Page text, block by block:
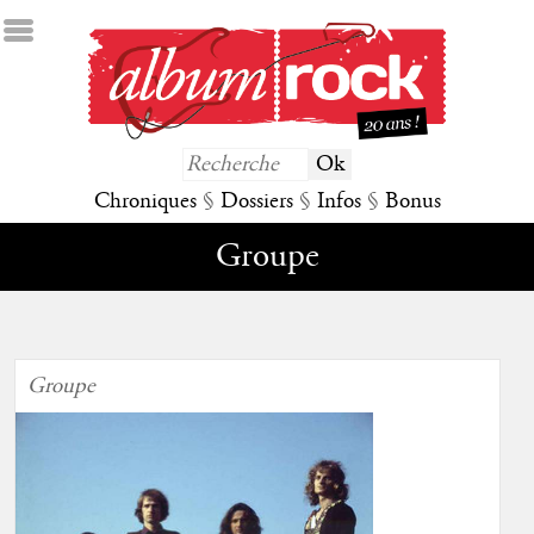
Chroniques § Dossiers § Infos § Bonus
Groupe
Groupe